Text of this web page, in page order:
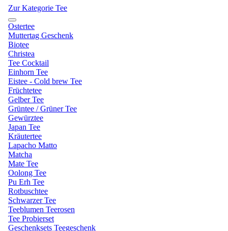
Zur Kategorie Tee
Ostertee
Muttertag Geschenk
Biotee
Christea
Tee Cocktail
Einhorn Tee
Eistee - Cold brew Tee
Früchtetee
Gelber Tee
Grüntee / Grüner Tee
Gewürztee
Japan Tee
Kräutertee
Lapacho Matto
Matcha
Mate Tee
Oolong Tee
Pu Erh Tee
Rotbuschtee
Schwarzer Tee
Teeblumen Teerosen
Tee Probierset
Geschenksets Teegeschenk